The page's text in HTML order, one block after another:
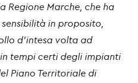
Regione Marche, che ha
in proposito,
d'intesa volta ad
tempi certi degli impianti
Piano Territoriale di